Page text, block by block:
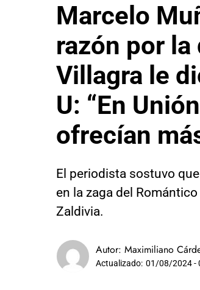
Marcelo
razón por
Villagra le
U: “En
ofrecían
El periodista sostuvo
en la zaga del
Zaldivia.
Autor: Maximiliano
Actualizado: 01/08/2024 -